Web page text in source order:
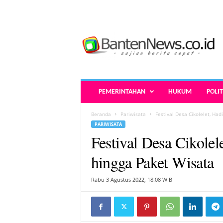
n
-
PEMERINTAHAN HUKUM
Beranda Pariwisata Festival Desa Cikolelet,
PARIWISATA
Festival Desa
hingga Paket Wisata
Rabu 3 Agustus 2022, 18:08 WIB